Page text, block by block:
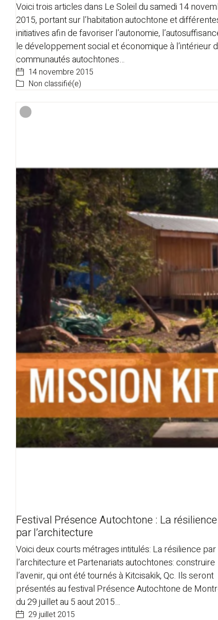
Voici trois articles dans Le Soleil du samedi 14
2015, portant sur l’habitation autochtone et
initiatives afin de favoriser l’autonomie,
le développement social et économique à l’intérieur
communautés autochtones…
14 novembre 2015
Non classifié(e)
Festival Présence Autochtone : La résilience
par l’architecture
Voici deux courts métrages intitulés: La résilience par
l’architecture et Partenariats autochtones: construire
l’avenir, qui ont été tournés à Kitcisakik, Qc. Ils seront
présentés au festival Présence Autochtone de
du 29 juillet au 5 aout 2015…
29 juillet 2015